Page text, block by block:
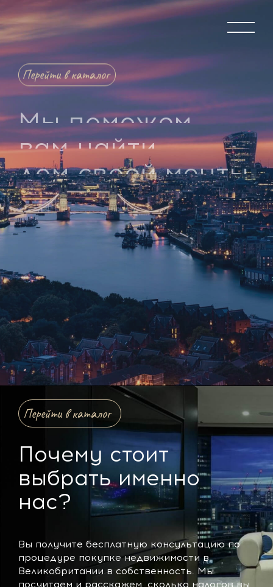
Перейти в каталог
Мы поможем
вам найти
дом своей мечты
Более 10 лет оказываем услуги по подбору и
оформлению недвижимости в Англии
Перейти в каталог
Почему стоит
выбрать именно
нас?
Вы получите бесплатную консультацию по
процедуре покупке недвижимости в
Великобритании в собственность. Мы
посчитаем и расскажем, сколько налогов вы